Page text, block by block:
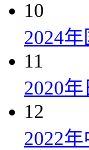
10
2024
11
2020
12
2022